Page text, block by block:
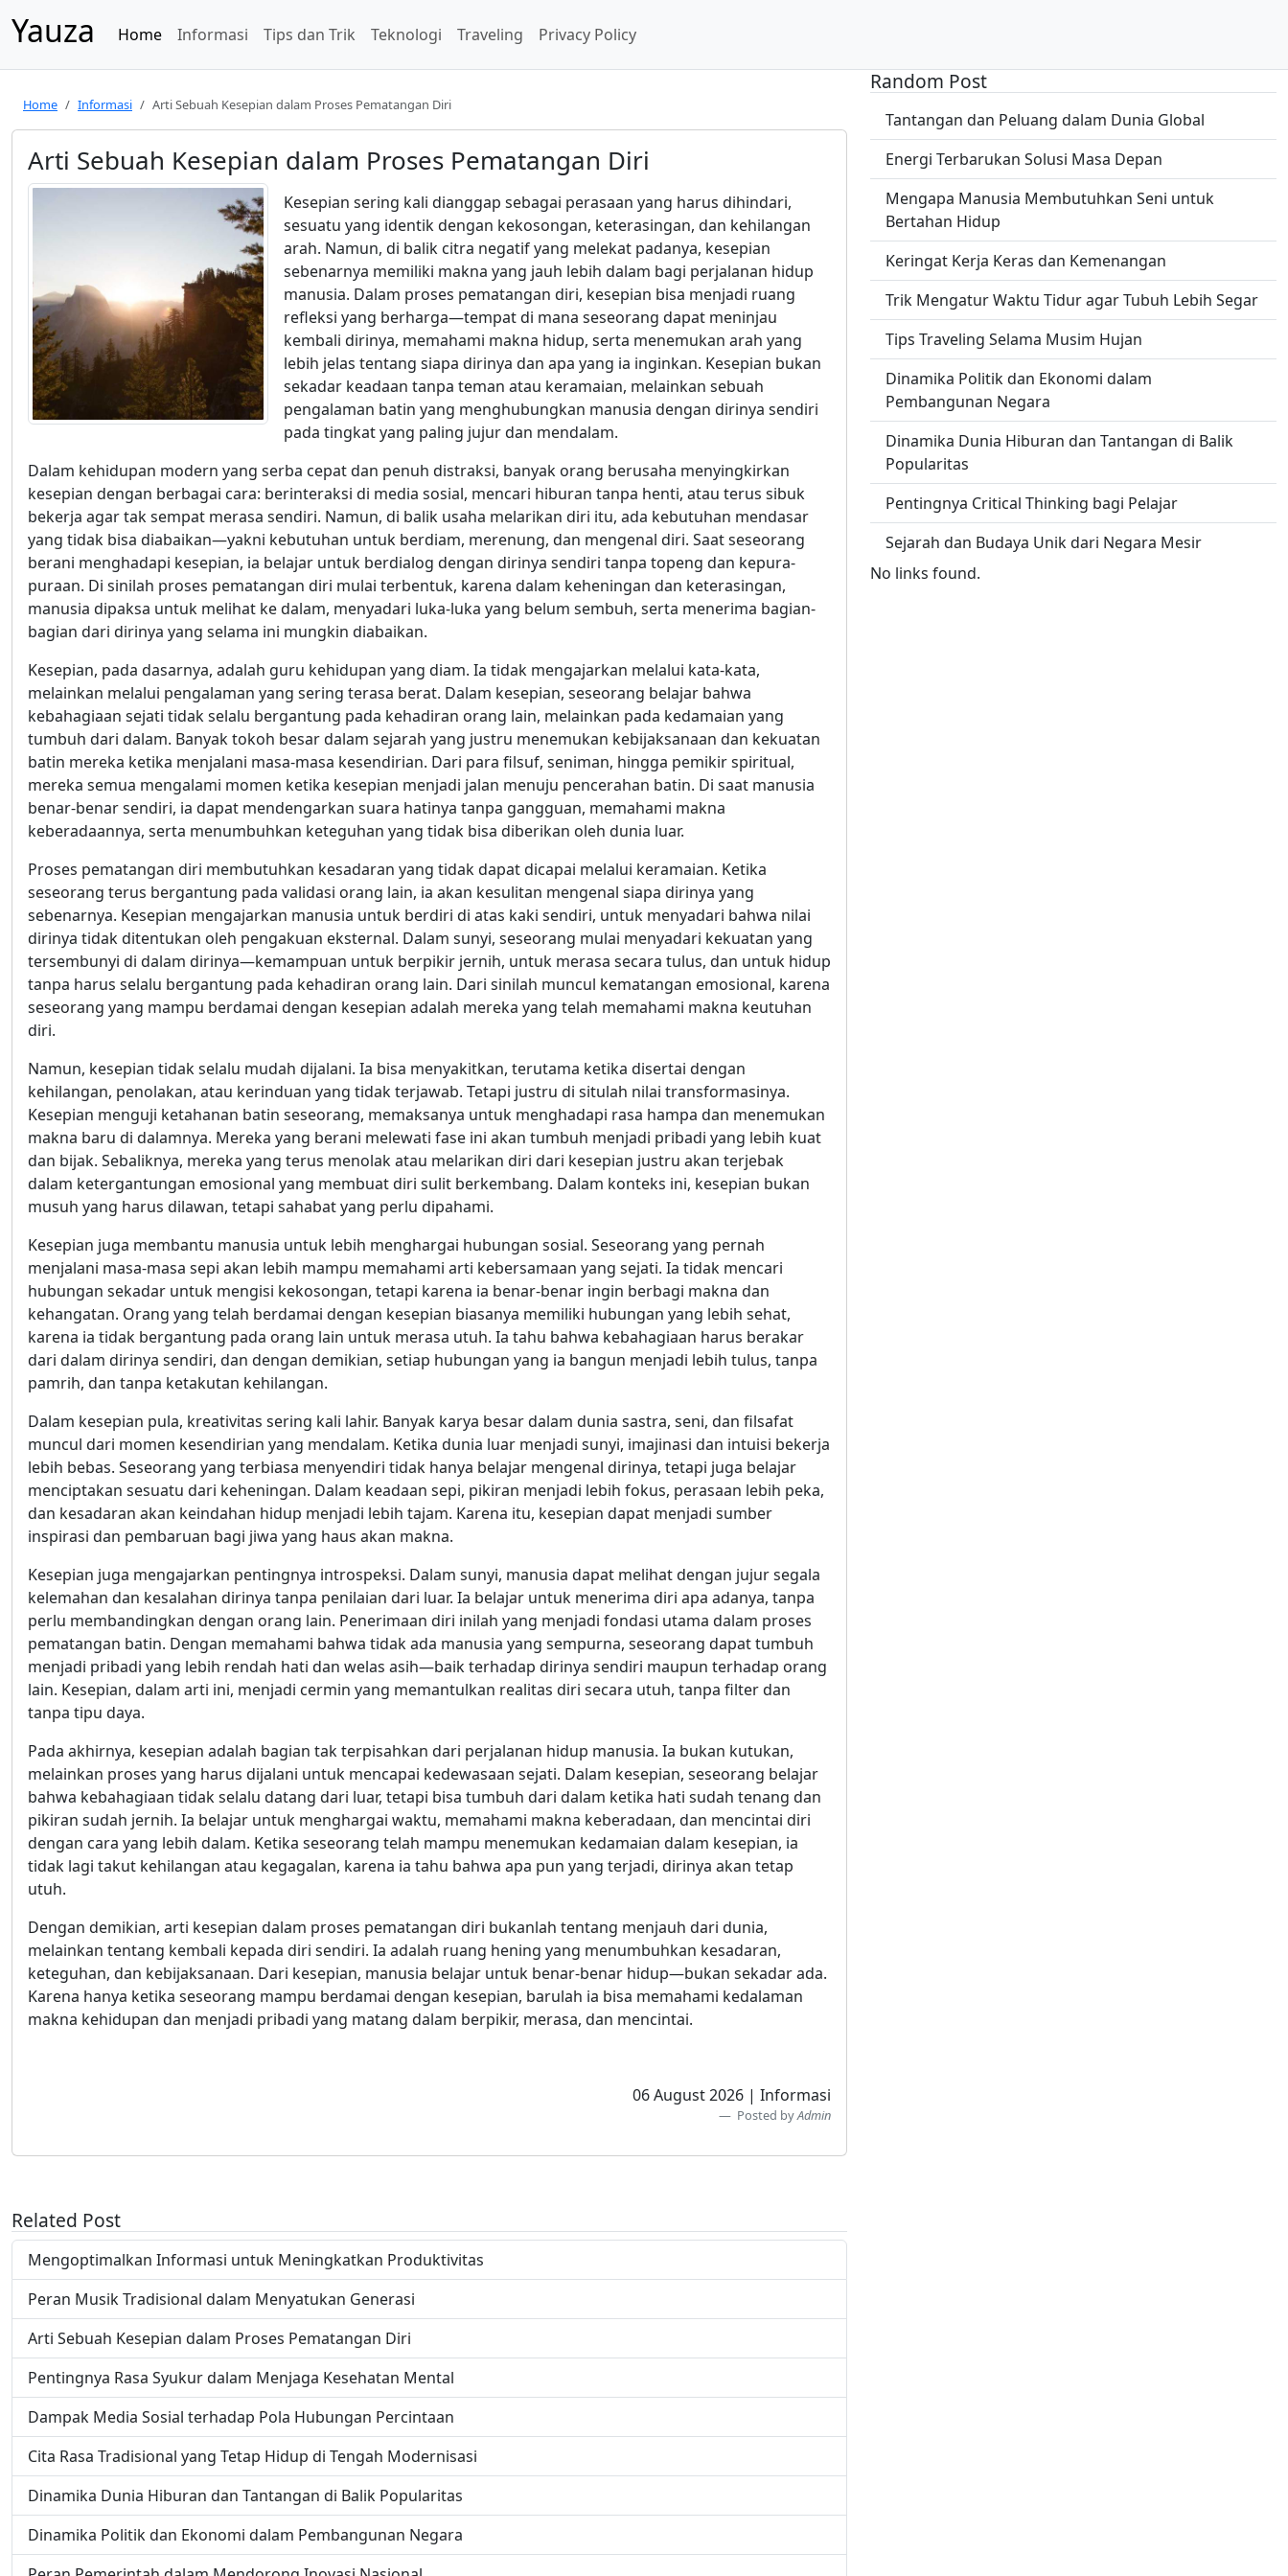
Yauza Home Informasi Tips dan Trik Teknologi Traveling Privacy Policy
Home Informasi Arti Sebuah Kesepian dalam Proses Pematangan Diri
Arti Sebuah Kesepian dalam Proses Pematangan Diri
Kesepian sering kali dianggap sebagai perasaan yang harus dihindari,
sesuatu yang identik dengan kekosongan, keterasingan, dan kehilangan
arah. Namun, di balik citra negatif yang melekat padanya, kesepian
sebenarnya memiliki makna yang jauh lebih dalam bagi perjalanan hidup
manusia. Dalam proses pematangan diri, kesepian bisa menjadi ruang
refleksi yang berharga—tempat di mana seseorang dapat meninjau
kembali dirinya, memahami makna hidup, serta menemukan arah yang
lebih jelas tentang siapa dirinya dan apa yang ia inginkan. Kesepian bukan
sekadar keadaan tanpa teman atau keramaian, melainkan sebuah
pengalaman batin yang menghubungkan manusia dengan dirinya sendiri
pada tingkat yang paling jujur dan mendalam.
Dalam kehidupan modern yang serba cepat dan penuh distraksi, banyak orang berusaha menyingkirkan
kesepian dengan berbagai cara: berinteraksi di media sosial, mencari hiburan tanpa henti, atau terus sibuk
bekerja agar tak sempat merasa sendiri. Namun, di balik usaha melarikan diri itu, ada kebutuhan mendasar
yang tidak bisa diabaikan—yakni kebutuhan untuk berdiam, merenung, dan mengenal diri. Saat seseorang
berani menghadapi kesepian, ia belajar untuk berdialog dengan dirinya sendiri tanpa topeng dan kepura-
puraan. Di sinilah proses pematangan diri mulai terbentuk, karena dalam keheningan dan keterasingan,
manusia dipaksa untuk melihat ke dalam, menyadari luka-luka yang belum sembuh, serta menerima bagian-
bagian dari dirinya yang selama ini mungkin diabaikan.
Kesepian, pada dasarnya, adalah guru kehidupan yang diam. Ia tidak mengajarkan melalui kata-kata,
melainkan melalui pengalaman yang sering terasa berat. Dalam kesepian, seseorang belajar bahwa
kebahagiaan sejati tidak selalu bergantung pada kehadiran orang lain, melainkan pada kedamaian yang
tumbuh dari dalam. Banyak tokoh besar dalam sejarah yang justru menemukan kebijaksanaan dan kekuatan
batin mereka ketika menjalani masa-masa kesendirian. Dari para filsuf, seniman, hingga pemikir spiritual,
mereka semua mengalami momen ketika kesepian menjadi jalan menuju pencerahan batin. Di saat manusia
benar-benar sendiri, ia dapat mendengarkan suara hatinya tanpa gangguan, memahami makna
keberadaannya, serta menumbuhkan keteguhan yang tidak bisa diberikan oleh dunia luar.
Proses pematangan diri membutuhkan kesadaran yang tidak dapat dicapai melalui keramaian. Ketika
seseorang terus bergantung pada validasi orang lain, ia akan kesulitan mengenal siapa dirinya yang
sebenarnya. Kesepian mengajarkan manusia untuk berdiri di atas kaki sendiri, untuk menyadari bahwa nilai
dirinya tidak ditentukan oleh pengakuan eksternal. Dalam sunyi, seseorang mulai menyadari kekuatan yang
tersembunyi di dalam dirinya—kemampuan untuk berpikir jernih, untuk merasa secara tulus, dan untuk hidup
tanpa harus selalu bergantung pada kehadiran orang lain. Dari sinilah muncul kematangan emosional, karena
seseorang yang mampu berdamai dengan kesepian adalah mereka yang telah memahami makna keutuhan
diri.
Namun, kesepian tidak selalu mudah dijalani. Ia bisa menyakitkan, terutama ketika disertai dengan
kehilangan, penolakan, atau kerinduan yang tidak terjawab. Tetapi justru di situlah nilai transformasinya.
Kesepian menguji ketahanan batin seseorang, memaksanya untuk menghadapi rasa hampa dan menemukan
makna baru di dalamnya. Mereka yang berani melewati fase ini akan tumbuh menjadi pribadi yang lebih kuat
dan bijak. Sebaliknya, mereka yang terus menolak atau melarikan diri dari kesepian justru akan terjebak
dalam ketergantungan emosional yang membuat diri sulit berkembang. Dalam konteks ini, kesepian bukan
musuh yang harus dilawan, tetapi sahabat yang perlu dipahami.
Kesepian juga membantu manusia untuk lebih menghargai hubungan sosial. Seseorang yang pernah
menjalani masa-masa sepi akan lebih mampu memahami arti kebersamaan yang sejati. Ia tidak mencari
hubungan sekadar untuk mengisi kekosongan, tetapi karena ia benar-benar ingin berbagi makna dan
kehangatan. Orang yang telah berdamai dengan kesepian biasanya memiliki hubungan yang lebih sehat,
karena ia tidak bergantung pada orang lain untuk merasa utuh. Ia tahu bahwa kebahagiaan harus berakar
dari dalam dirinya sendiri, dan dengan demikian, setiap hubungan yang ia bangun menjadi lebih tulus, tanpa
pamrih, dan tanpa ketakutan kehilangan.
Dalam kesepian pula, kreativitas sering kali lahir. Banyak karya besar dalam dunia sastra, seni, dan filsafat
muncul dari momen kesendirian yang mendalam. Ketika dunia luar menjadi sunyi, imajinasi dan intuisi bekerja
lebih bebas. Seseorang yang terbiasa menyendiri tidak hanya belajar mengenal dirinya, tetapi juga belajar
menciptakan sesuatu dari keheningan. Dalam keadaan sepi, pikiran menjadi lebih fokus, perasaan lebih peka,
dan kesadaran akan keindahan hidup menjadi lebih tajam. Karena itu, kesepian dapat menjadi sumber
inspirasi dan pembaruan bagi jiwa yang haus akan makna.
Kesepian juga mengajarkan pentingnya introspeksi. Dalam sunyi, manusia dapat melihat dengan jujur segala
kelemahan dan kesalahan dirinya tanpa penilaian dari luar. Ia belajar untuk menerima diri apa adanya, tanpa
perlu membandingkan dengan orang lain. Penerimaan diri inilah yang menjadi fondasi utama dalam proses
pematangan batin. Dengan memahami bahwa tidak ada manusia yang sempurna, seseorang dapat tumbuh
menjadi pribadi yang lebih rendah hati dan welas asih—baik terhadap dirinya sendiri maupun terhadap orang
lain. Kesepian, dalam arti ini, menjadi cermin yang memantulkan realitas diri secara utuh, tanpa filter dan
tanpa tipu daya.
Pada akhirnya, kesepian adalah bagian tak terpisahkan dari perjalanan hidup manusia. Ia bukan kutukan,
melainkan proses yang harus dijalani untuk mencapai kedewasaan sejati. Dalam kesepian, seseorang belajar
bahwa kebahagiaan tidak selalu datang dari luar, tetapi bisa tumbuh dari dalam ketika hati sudah tenang dan
pikiran sudah jernih. Ia belajar untuk menghargai waktu, memahami makna keberadaan, dan mencintai diri
dengan cara yang lebih dalam. Ketika seseorang telah mampu menemukan kedamaian dalam kesepian, ia
tidak lagi takut kehilangan atau kegagalan, karena ia tahu bahwa apa pun yang terjadi, dirinya akan tetap
utuh.
Dengan demikian, arti kesepian dalam proses pematangan diri bukanlah tentang menjauh dari dunia,
melainkan tentang kembali kepada diri sendiri. Ia adalah ruang hening yang menumbuhkan kesadaran,
keteguhan, dan kebijaksanaan. Dari kesepian, manusia belajar untuk benar-benar hidup—bukan sekadar ada.
Karena hanya ketika seseorang mampu berdamai dengan kesepian, barulah ia bisa memahami kedalaman
makna kehidupan dan menjadi pribadi yang matang dalam berpikir, merasa, dan mencintai.
06 August 2026 | Informasi
Posted byAdmin
Related Post
Mengoptimalkan Informasi untuk Meningkatkan Produktivitas
Peran Musik Tradisional dalam Menyatukan Generasi
Arti Sebuah Kesepian dalam Proses Pematangan Diri
Pentingnya Rasa Syukur dalam Menjaga Kesehatan Mental
Dampak Media Sosial terhadap Pola Hubungan Percintaan
Cita Rasa Tradisional yang Tetap Hidup di Tengah Modernisasi
Dinamika Dunia Hiburan dan Tantangan di Balik Popularitas
Dinamika Politik dan Ekonomi dalam Pembangunan Negara
Random Post
Tantangan dan Peluang dalam Dunia Global
Energi Terbarukan Solusi Masa Depan
Mengapa Manusia Membutuhkan Seni untuk
Bertahan Hidup
Keringat Kerja Keras dan Kemenangan
Trik Mengatur Waktu Tidur agar Tubuh Lebih Segar
Tips Traveling Selama Musim Hujan
Dinamika Politik dan Ekonomi dalam
Pembangunan Negara
Dinamika Dunia Hiburan dan Tantangan di Balik
Popularitas
Pentingnya Critical Thinking bagi Pelajar
Sejarah dan Budaya Unik dari Negara Mesir
No links found.